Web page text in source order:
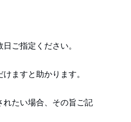
ご指定ください。
ますと助かります。
れたい場合、その旨ご記